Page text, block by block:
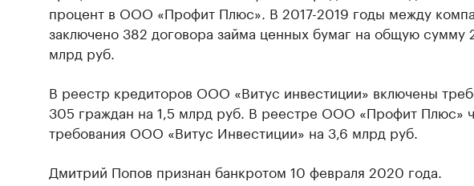
процент в ООО «Профит Плюс». В 2017-2019 годы между
заключено 382 договора займа ценных бумаг на общую сумму
млрд руб.
В реестр кредиторов ООО «Витус инвестиции» включены
305 граждан на 1,5 млрд руб. В реестре ООО «Профит Плюс»
требования ООО «Витус Инвестиции» на 3,6 млрд руб.
Дмитрий Попов признан банкротом 10 февраля 2020 года.